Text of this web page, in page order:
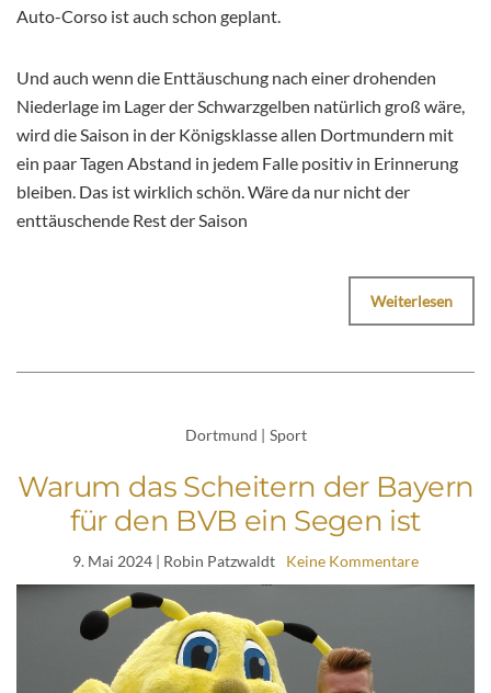
Auto-Corso ist auch schon geplant.
Und auch wenn die Enttäuschung nach einer drohenden
Niederlage im Lager der Schwarzgelben natürlich groß wäre,
wird die Saison in der Königsklasse allen Dortmundern mit
ein paar Tagen Abstand in jedem Falle positiv in Erinnerung
bleiben. Das ist wirklich schön. Wäre da nur nicht der
enttäuschende Rest der Saison
Weiterlesen
Dortmund | Sport
Warum das Scheitern der Bayern
für den BVB ein Segen ist
9. Mai 2024 | Robin Patzwaldt Keine Kommentare